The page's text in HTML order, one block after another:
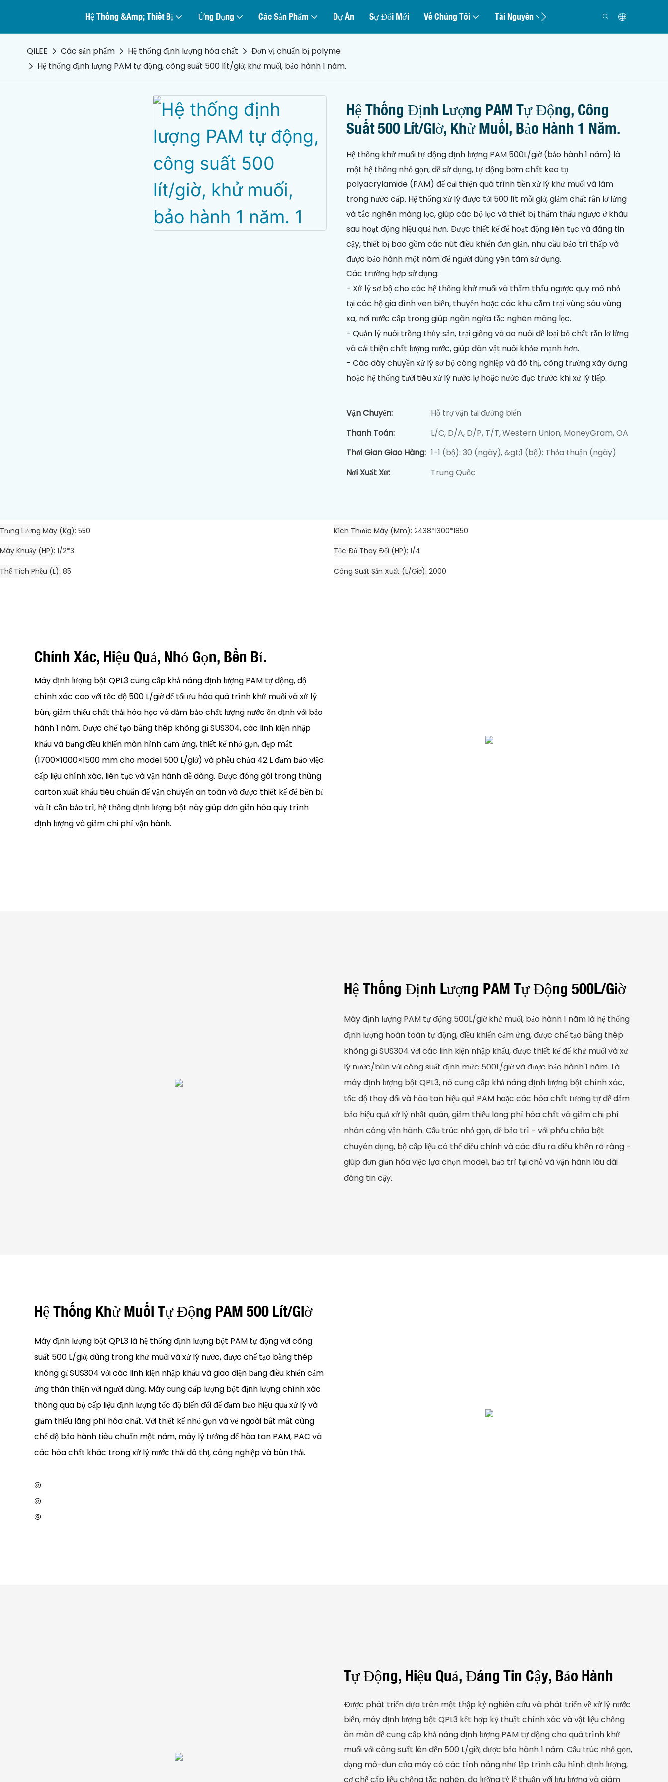
Hệ Thống &amp; Thiết Bị Ứng Dụng Các Sản Phẩm Dự Án Sự Đổi Mới Về Chúng Tôi Tài Nguyên
QILEE Các sản phẩm Hệ thống định lượng hóa chất
Đơn vị chuẩn bị polyme
Hệ thống định lượng PAM tự động, công suất 500 lít/giờ, khử muối, bảo hành 1 năm.
Hệ Thống Định Lượng PAM Tự Động, Công
Suất 500 Lít/giờ, Khử Muối, Bảo Hành 1 Năm.
Hệ thống khử muối tự động định lượng PAM 500L/giờ (bảo hành 1 năm) là
một hệ thống nhỏ gọn, dễ sử dụng, tự động bơm chất keo tụ
polyacrylamide (PAM) để cải thiện quá trình tiền xử lý khử muối và làm
trong nước cấp. Hệ thống xử lý được tới 500 lít mỗi giờ, giảm chất rắn lơ lửng
và tắc nghẽn màng lọc, giúp các bộ lọc và thiết bị thẩm thấu ngược ở khâu
sau hoạt động hiệu quả hơn. Được thiết kế để hoạt động liên tục và đáng tin
cậy, thiết bị bao gồm các nút điều khiển đơn giản, nhu cầu bảo trì thấp và
được bảo hành một năm để người dùng yên tâm sử dụng.
Các trường hợp sử dụng:
- Xử lý sơ bộ cho các hệ thống khử muối và thẩm thấu ngược quy mô nhỏ
tại các hộ gia đình ven biển, thuyền hoặc các khu cắm trại vùng sâu vùng
xa, nơi nước cấp trong giúp ngăn ngừa tắc nghẽn màng lọc.
- Quản lý nuôi trồng thủy sản, trại giống và ao nuôi để loại bỏ chất rắn lơ lửng
và cải thiện chất lượng nước, giúp đàn vật nuôi khỏe mạnh hơn.
- Các dây chuyền xử lý sơ bộ công nghiệp và đô thị, công trường xây dựng
hoặc hệ thống tưới tiêu xử lý nước lợ hoặc nước đục trước khi xử lý tiếp.
Vận Chuyển:
Hỗ trợ vận tải đường biển
Thanh Toán:
L/C, D/A, D/P, T/T, Western Union, MoneyGram, OA
Thời Gian Giao Hàng: 1-1 (bộ): 30 (ngày), &gt;1 (bộ): Thỏa thuận (ngày)
Nơi Xuất Xứ:
Trung Quốc
Trọng Lượng Máy (kg) 550 Kích Thước Máy (mm) 2438*1300*1850
Máy Khuấy (HP) 1/2*3 Tốc Độ Thay Đổi (HP) 1/4
Thể Tích Phễu (L) 85 Công Suất Sản Xuất (L/giờ) 2000
Chính Xác, Hiệu Quả, Nhỏ Gọn, Bền Bỉ.
Máy định lượng bột QPL3 cung cấp khả năng định lượng PAM tự động, độ
chính xác cao với tốc độ 500 L/giờ để tối ưu hóa quá trình khử muối và xử lý
bùn, giảm thiểu chất thải hóa học và đảm bảo chất lượng nước ổn định với bảo
hành 1 năm. Được chế tạo bằng thép không gỉ SUS304, các linh kiện nhập
khẩu và bảng điều khiển màn hình cảm ứng, thiết kế nhỏ gọn, đẹp mắt
(1700×1000×1500 mm cho model 500 L/giờ) và phễu chứa 42 L đảm bảo việc
cấp liệu chính xác, liên tục và vận hành dễ dàng. Được đóng gói trong thùng
carton xuất khẩu tiêu chuẩn để vận chuyển an toàn và được thiết kế để bền bỉ
và ít cần bảo trì, hệ thống định lượng bột này giúp đơn giản hóa quy trình
định lượng và giảm chi phí vận hành.
Hệ Thống Định Lượng PAM Tự Động 500L/giờ
Máy định lượng PAM tự động 500L/giờ khử muối, bảo hành 1 năm là hệ thống
định lượng hoàn toàn tự động, điều khiển cảm ứng, được chế tạo bằng thép
không gỉ SUS304 với các linh kiện nhập khẩu, được thiết kế để khử muối và xử
lý nước/bùn với công suất định mức 500L/giờ và được bảo hành 1 năm. Là
máy định lượng bột QPL3, nó cung cấp khả năng định lượng bột chính xác,
tốc độ thay đổi và hòa tan hiệu quả PAM hoặc các hóa chất tương tự để đảm
bảo hiệu quả xử lý nhất quán, giảm thiểu lãng phí hóa chất và giảm chi phí
nhân công vận hành. Cấu trúc nhỏ gọn, dễ bảo trì - với phễu chứa bột
chuyên dụng, bộ cấp liệu có thể điều chỉnh và các đầu ra điều khiển rõ ràng -
giúp đơn giản hóa việc lựa chọn model, bảo trì tại chỗ và vận hành lâu dài
đáng tin cậy.
Hệ Thống Khử Muối Tự Động PAM 500 Lít/giờ
Máy định lượng bột QPL3 là hệ thống định lượng bột PAM tự động với công
suất 500 L/giờ, dùng trong khử muối và xử lý nước, được chế tạo bằng thép
không gỉ SUS304 với các linh kiện nhập khẩu và giao diện bảng điều khiển cảm
ứng thân thiện với người dùng. Máy cung cấp lượng bột định lượng chính xác
thông qua bộ cấp liệu định lượng tốc độ biến đổi để đảm bảo hiệu quả xử lý và
giảm thiểu lãng phí hóa chất. Với thiết kế nhỏ gọn và vẻ ngoài bắt mắt cùng
chế độ bảo hành tiêu chuẩn một năm, máy lý tưởng để hòa tan PAM, PAC và
các hóa chất khác trong xử lý nước thải đô thị, công nghiệp và bùn thải.
◎
◎
◎
Tự Động, Hiệu Quả, Đáng Tin Cậy, Bảo Hành
Được phát triển dựa trên một thập kỷ nghiên cứu và phát triển về xử lý nước
biển, máy định lượng bột QPL3 kết hợp kỹ thuật chính xác và vật liệu chống
ăn mòn để cung cấp khả năng định lượng PAM tự động cho quá trình khử
muối với công suất lên đến 500 L/giờ, được bảo hành 1 năm. Cấu trúc nhỏ gọn,
dạng mô-đun của máy có các tính năng như lập trình cấu hình định lượng,
cơ chế cấp liệu chống tắc nghẽn, đo lường tỷ lệ thuận với lưu lượng và giám